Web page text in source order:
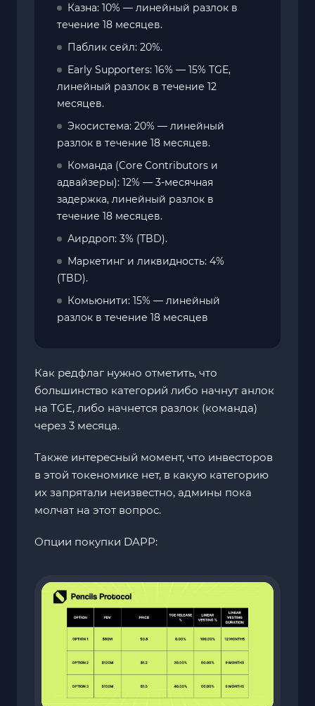
Казна: 10% — линейный разлок в
течение 18 месяцев.
Паблик сейл: 20%.
Early Supporters: 16% — 15% TGE,
линейный разлок в течение 12
месяцев.
Экосистема: 20% — линейный
разлок в течение 18 месяцев.
Команда (Core Contributors и
адвайзеры): 12% — 3-месячная
задержка, линейный разлок в
течение 18 месяцев.
Аирдроп: 3% (TBD).
Маркетинг и ликвидность: 4%
(TBD).
Комьюнити: 15% — линейный
разлок в течение 18 месяцев
Как редфлаг нужно отметить, что
большинство категорий либо начнут анлок
на TGE, либо начнется разлок (команда)
через 3 месяца.
Также интересный момент, что инвесторов
в этой токеномике нет, в какую категорию
их запрятали неизвестно, админы пока
молчат на этот вопрос.
Опции покупки DAPP: